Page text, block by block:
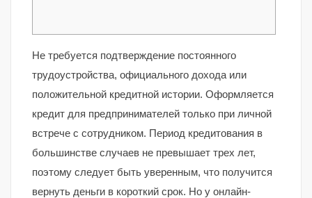
Не требуется подтверждение постоянного
трудоустройства, официального дохода или
положительной кредитной истории. Оформляется
кредит для предпринимателей только при личной
встрече с сотрудником. Период кредитования в
большинстве случаев не превышает трех лет,
поэтому следует быть уверенным, что получится
вернуть деньги в короткий срок. Но у онлайн-